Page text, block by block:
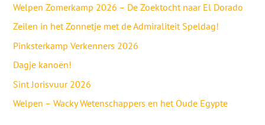
Welpen Zomerkamp 2026 – De Zoektocht naar El Dorado
Zeilen in het Zonnetje met de Admiraliteit Speldag!
Pinksterkamp Verkenners 2026
Dagje kanoën!
Sint Jorisvuur 2026
Welpen – Wacky Wetenschappers en het Oude Egypte